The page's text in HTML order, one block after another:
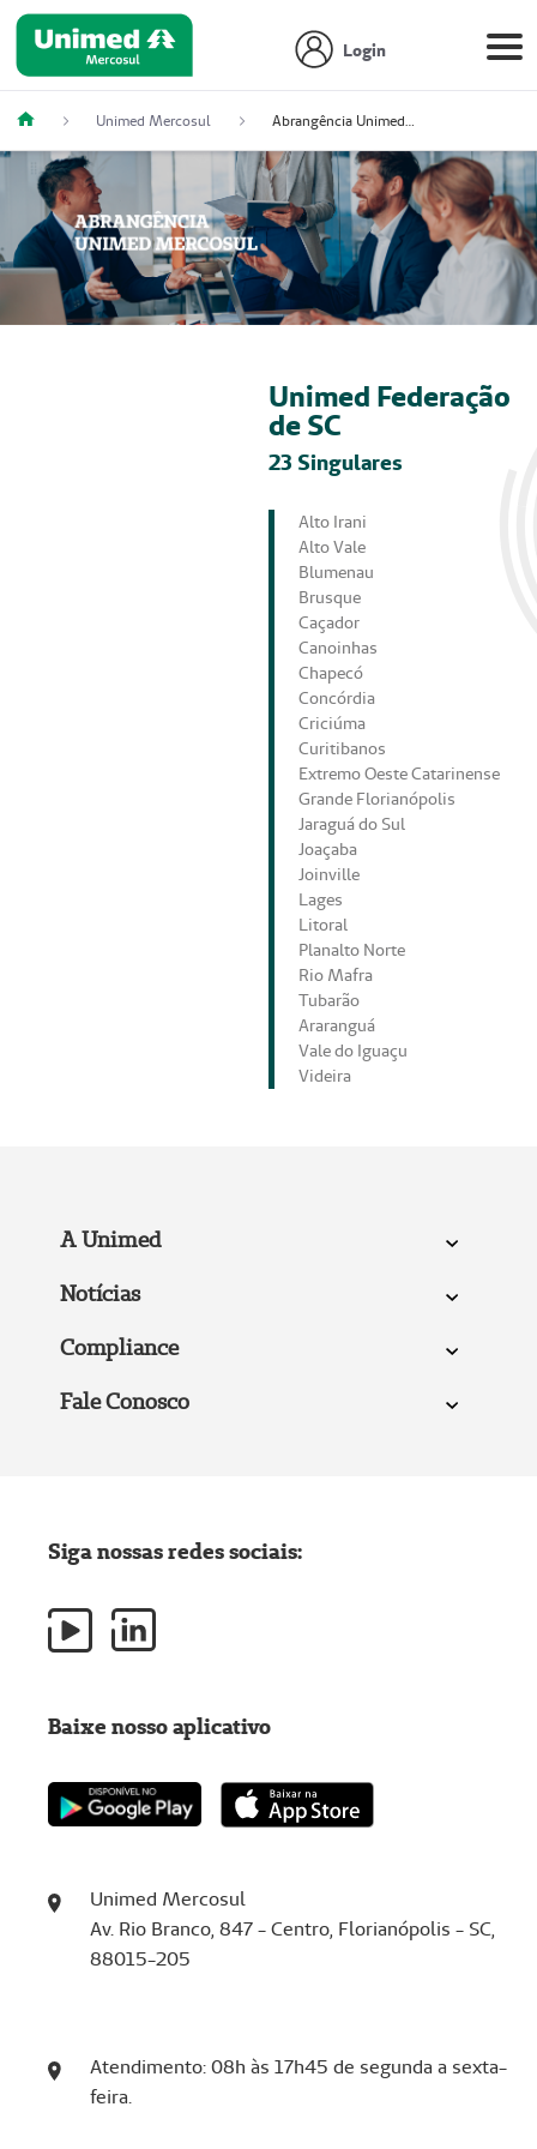
Login
Unimed Mercosul Abrangência Unimed Mercosul
Unimed Federação
de SC
23 Singulares
Alto Irani
Alto Vale
Blumenau
Brusque
Caçador
Canoinhas
Chapecó
Concórdia
Criciúma
Curitibanos
Extremo Oeste Catarinense
Grande Florianópolis
Jaraguá do Sul
Joaçaba
Joinville
Lages
Litoral
Planalto Norte
Rio Mafra
Tubarão
Araranguá
Vale do Iguaçu
Videira
A Unimed
Notícias
Compliance
Fale Conosco
Unimed Mercosul
Av. Rio Branco, 847 - Centro, Florianópolis - SC,
88015-205
Atendimento: 08h às 17h45 de segunda a sexta-
feira.
Siga nossas redes sociais:
Baixe nosso aplicativo